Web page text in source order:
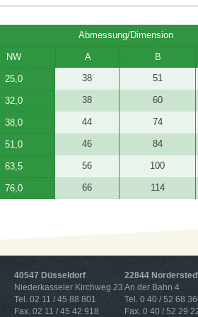
Abmessung/Dimension
NW A B
25,0 38 51
32,0 38 60
38,0 44 74
51,0 46 84
63,5 56 100
76,0 66 114
40547 Düsseldorf
Niederkasseler Kirchweg 23
Tel. 02 11 / 45 88 801
Fax. 02 11 / 45 42 918
22844
An der Bahn 4
Tel. 0 40 / 52 68
Fax. 0 40 / 52 29